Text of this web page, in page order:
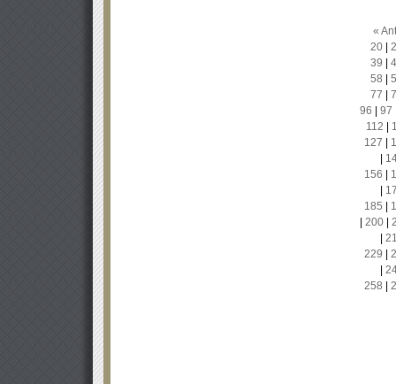
«
20|
39
58
77
96
97
112
127
156
185
200|
229
258